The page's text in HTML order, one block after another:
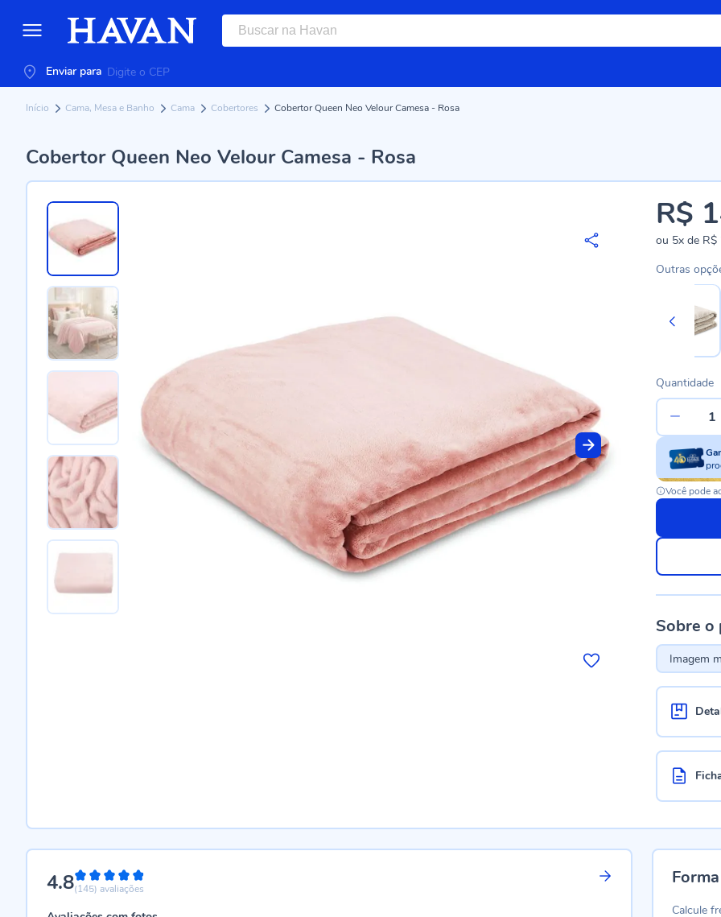
Enviar para
Início Cama, Mesa e Banho Cama Cobertores Cobertor Queen Neo Velour Camesa - Rosa
Cobertor Queen Neo Velour Camesa - Rosa
R$
ou 5xde R$
Outras
Quantidade
Você pode
Sobre o
Imagem
4.896%
(145) avaliações
Calcule